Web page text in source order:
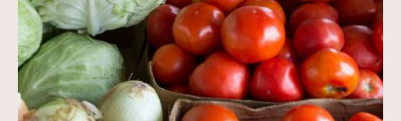
Pomoc
Projekt
Projekty